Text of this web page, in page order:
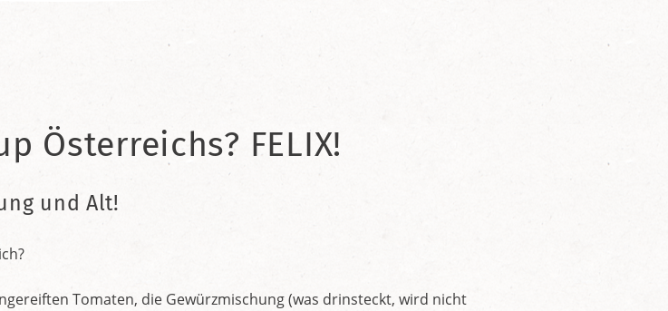
Österreichs? FELIX!
und Alt!
Tomaten, die Gewürzmischung (was drinsteckt, wird nicht